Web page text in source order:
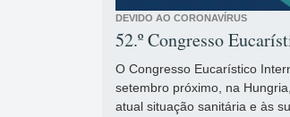
DEVIDO AO CORONAVÍRUS
52.º Congresso
O Congresso Eucarístico
setembro próximo, na
atual situação sanitária e às